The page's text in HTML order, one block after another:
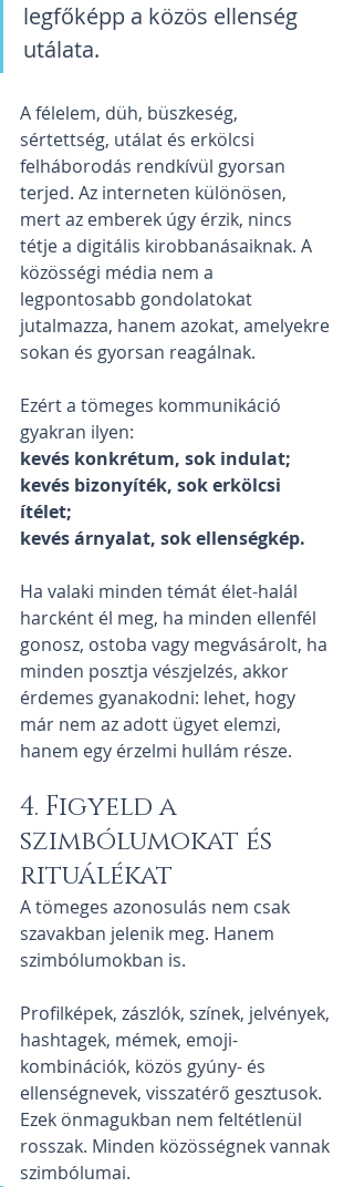
legfőképp a közös ellenség
utálata.
A félelem, düh, büszkeség,
sértettség, utálat és erkölcsi
felháborodás rendkívül gyorsan
terjed. Az interneten különösen,
mert az emberek úgy érzik, nincs
tétje a digitális kirobbanásaiknak. A
közösségi média nem a
legpontosabb gondolatokat
jutalmazza, hanem azokat, amelyekre
sokan és gyorsan reagálnak.
Ezért a tömeges kommunikáció
gyakran ilyen:
kevés konkrétum, sok indulat;
kevés bizonyíték, sok erkölcsi
ítélet;
kevés árnyalat, sok ellenségkép.
Ha valaki minden témát élet-halál
harcként él meg, ha minden ellenfél
gonosz, ostoba vagy megvásárolt, ha
minden posztja vészjelzés, akkor
érdemes gyanakodni: lehet, hogy
már nem az adott ügyet elemzi,
hanem egy érzelmi hullám része.
4. Figyeld a
szimbólumokat és
rituálékat
A tömeges azonosulás nem csak
szavakban jelenik meg. Hanem
szimbólumokban is.
Profilképek, zászlók, színek, jelvények,
hashtagek, mémek, emoji-
kombinációk, közös gyúny- és
ellenségnevek, visszatérő gesztusok.
Ezek önmagukban nem feltétlenül
rosszak. Minden közösségnek vannak
szimbólumai.